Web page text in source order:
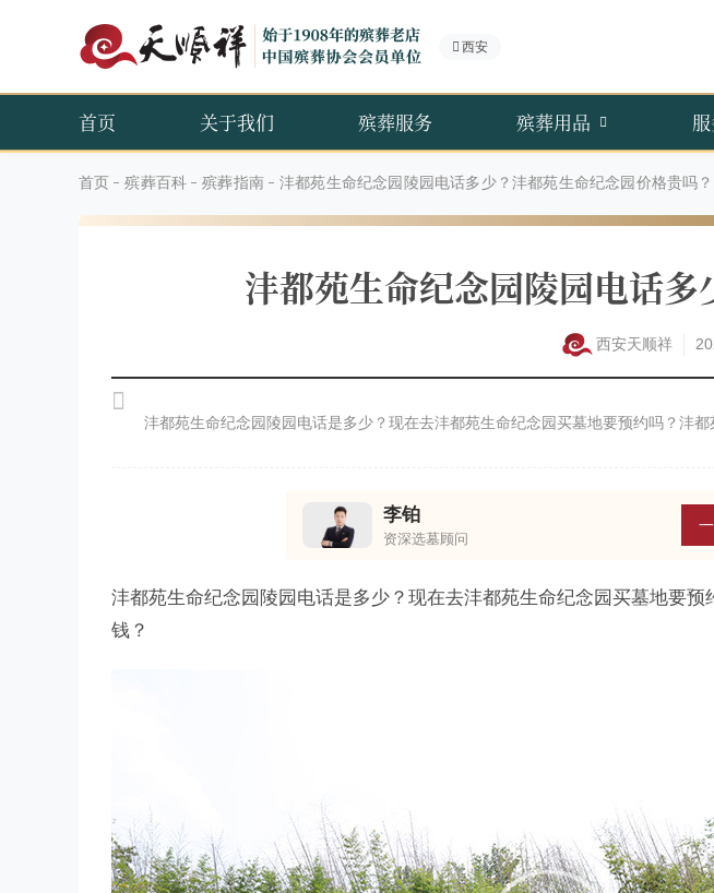
西安
首页 关于我们 殡葬服务 殡葬用品
首页 殡葬百科 殡葬指南 沣都苑生命纪念园陵园电话多少？沣都苑生命纪念园价格贵吗？
沣都苑生命纪念园陵园电话多
西安天顺祥
沣都苑生命纪念园陵园电话是多少？现在去沣都苑生命纪念园买墓地要预约吗？沣都
李铂
资深选墓顾问
沣都苑生命纪念园陵园电话是多少？现在去沣都苑生命纪念园买墓地要
钱？